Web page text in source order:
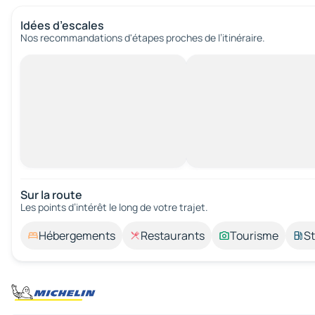
Idées d’escales
Nos recommandations d'étapes proches de l’itinéraire.
Sur la route
Les points d’intérêt le long de votre trajet.
Hébergements Restaurants Tourisme